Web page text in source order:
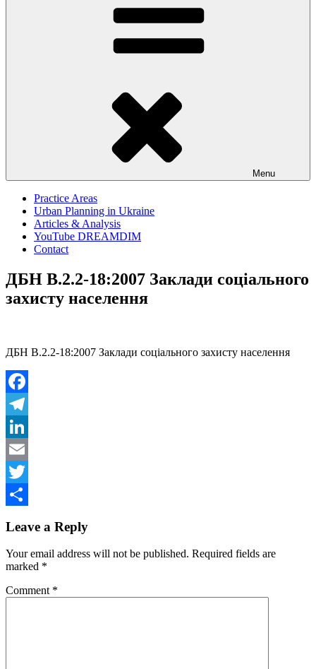
Menu
Practice Areas
Urban Planning in Ukraine
Articles & Analysis
YouTube DREAMDIM
Contact
ДБН В.2.2-18:2007 Заклади соціального
захисту населення
ДБН В.2.2-18:2007 Заклади соціального захисту населення
Facebook
Telegram
LinkedIn
Email
Twitter
Leave a Reply
Your email address will not be published. Required fields are
marked *
Comment *